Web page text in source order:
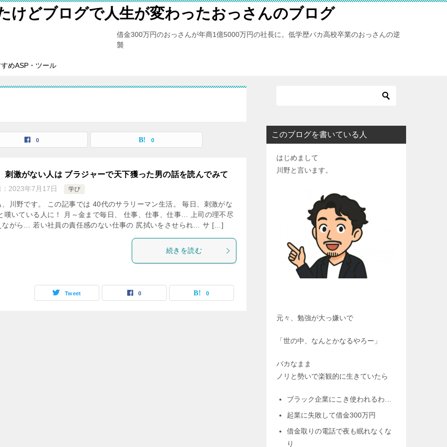
けどブログで人生が変わったおっさんのブログ
借金300万円のおっさんが年商1億5000万円の社長に。低学歴バカ高校卒業のおっさんの逆
襲
めASP・ツール
0 0
刺激がない人は ブラジャーで天下獲った男の話を読んでみて
2023年7月17日 学び
、川野です。 この記事では 40代のサラリーマン生活。 毎日、刺激がな
いている人に！ 月～金まで毎日、 仕事、仕事、仕事… 上司の理不尽
ながら… 若い社員の責任感のない仕事の 尻拭いをさせられ… サ […]
続きを読む
Tweet 0 0
このブログを書いている人
はじめまして
川野と言います。
元々、勉強が大っ嫌いで
「世の中、なんとかなるやろー」
バカなまま
ノリと勢いで楽観的に生きていたら
ブラック企業にこき使われるわ…
起業に失敗して借金300万円
借金取りの電話で夜も眠れなくな
り